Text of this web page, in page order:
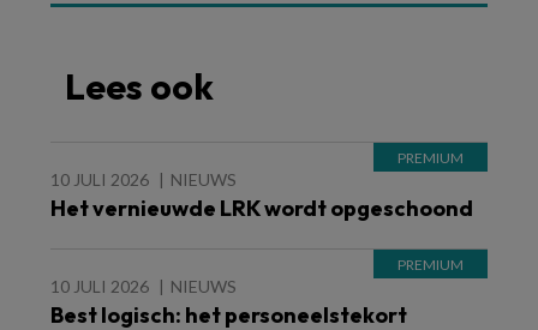
Lees ook
10 JULI 2026 NIEUWS
Het vernieuwde LRK wordt opgeschoond
10 JULI 2026 NIEUWS
Best logisch: het personeelstekort